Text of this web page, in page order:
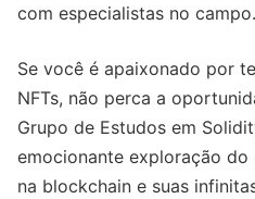
com especialistas no campo.
Se você é apaixonado por
NFTs, não perca a
Grupo de Estudos em
emocionante exploração
na blockchain e suas